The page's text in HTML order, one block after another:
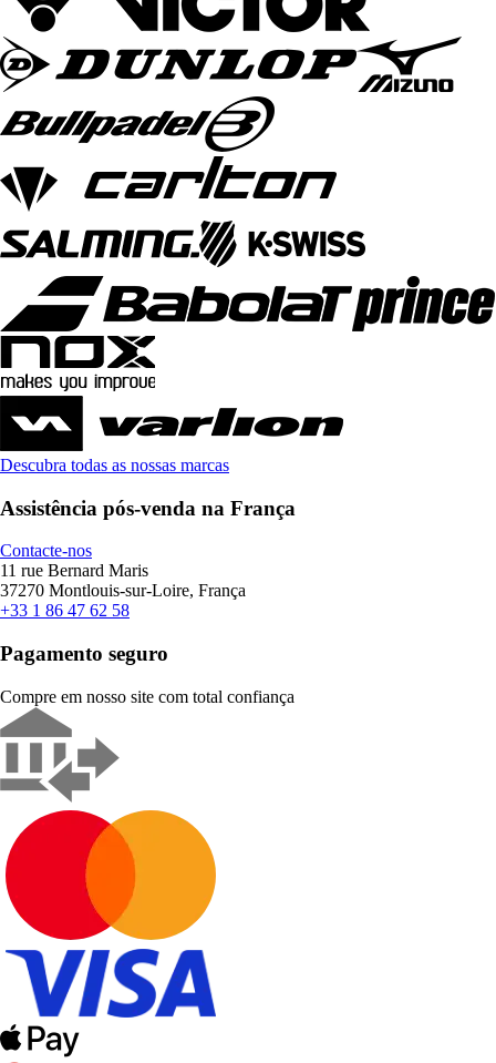
Descubra todas as nossas marcas
Assistência pós-venda na França
Contacte-nos
11 rue Bernard Maris
37270 Montlouis-sur-Loire, França
+33 1 86 47 62 58
Pagamento seguro
Compre em nosso site com total confiança